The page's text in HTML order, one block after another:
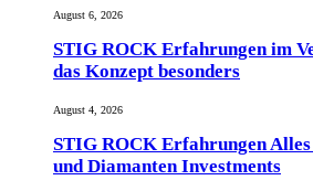
August 6, 2026
STIG ROCK Erfahrungen im
das Konzept besonders
August 4, 2026
STIG ROCK Erfahrungen
und Diamanten Investments